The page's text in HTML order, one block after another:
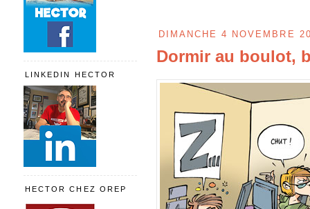
DIMANCHE 4 NOVEMBRE
Dormir au boulot,
LINKEDIN HECTOR
HECTOR CHEZ OREP